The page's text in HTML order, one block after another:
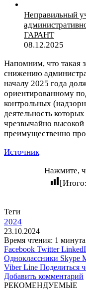
Неправильный
ГАРАНТ
08.12.2025
Напомним, что такая
снижению
началу 2025 года
ориентированному
контрольных
деятельность
чрезвычайно высокой
преимущественно
Источник
Нажмите,
[Итого:
Теги
2024
23.10.2024
Время чтения: 1 минута
Facebook Twitter
Одноклассники Skype
Viber Line Поделиться
Добавить комментарий
РЕКОМЕНДУЕМЫЕ